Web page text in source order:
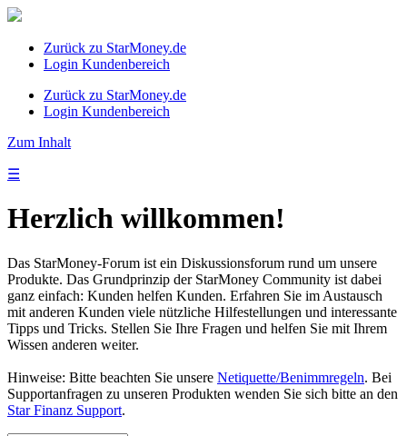
Zurück zu StarMoney.de
Login Kundenbereich
Zurück zu StarMoney.de
Login Kundenbereich
Zum Inhalt
☰
Herzlich willkommen!
Das StarMoney-Forum ist ein Diskussionsforum rund um unsere
Produkte. Das Grundprinzip der StarMoney Community ist dabei
ganz einfach: Kunden helfen Kunden. Erfahren Sie im Austausch
mit anderen Kunden viele nützliche Hilfestellungen und interessante
Tipps und Tricks. Stellen Sie Ihre Fragen und helfen Sie mit Ihrem
Wissen anderen weiter.
Hinweise: Bitte beachten Sie unsere Netiquette/Benimmregeln. Bei
Supportanfragen zu unseren Produkten wenden Sie sich bitte an den
Star Finanz Support.